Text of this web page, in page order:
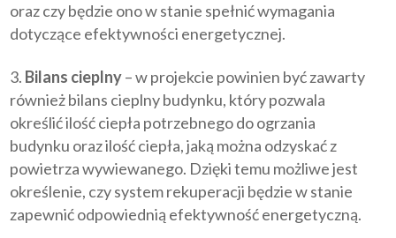
oraz czy będzie ono w stanie spełnić wymagania
dotyczące efektywności energetycznej.
Bilans cieplny– w projekcie powinien być zawarty
również bilans cieplny budynku, który pozwala
określić ilość ciepła potrzebnego do ogrzania
budynku oraz ilość ciepła, jaką można odzyskać z
powietrza wywiewanego. Dzięki temu możliwe jest
określenie, czy system rekuperacji będzie w stanie
zapewnić odpowiednią efektywność energetyczną.